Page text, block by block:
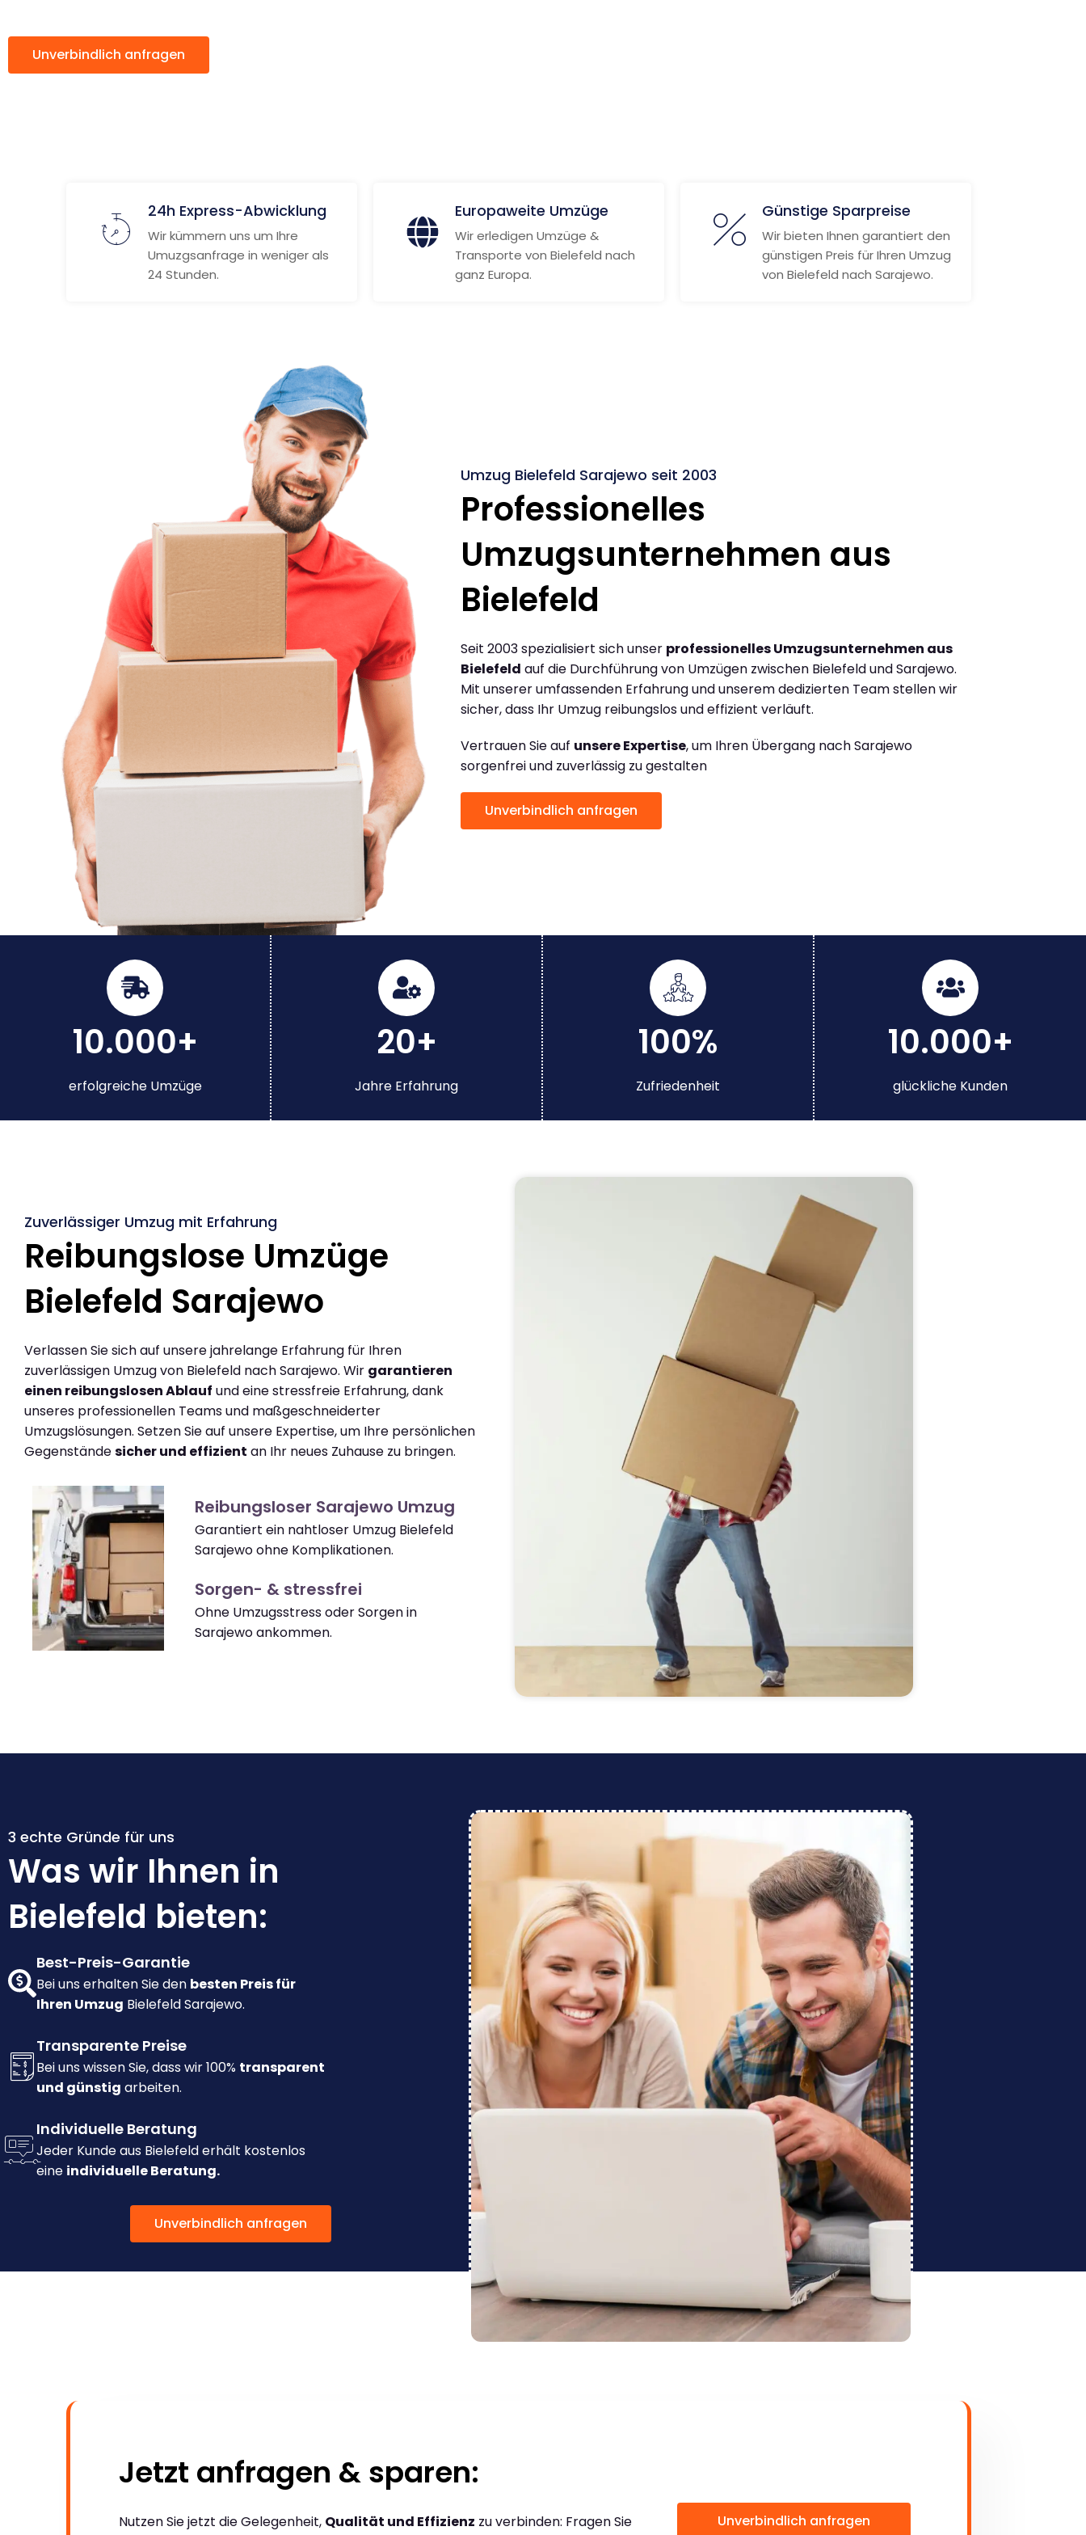
Unverbindlich anfragen
24h Express-Abwicklung
Wir kümmern uns um Ihre
Umuzgsanfrage in weniger als
24 Stunden.
Europaweite Umzüge
Wir erledigen Umzüge &
Transporte von Bielefeld nach
ganz Europa.
Günstige Sparpreise
Wir bieten Ihnen garantiert den
günstigen Preis für Ihren Umzug
von Bielefeld nach Sarajewo.
Umzug Bielefeld Sarajewo seit 2003
Professionelles
Umzugsunternehmen aus
Bielefeld
Seit 2003 spezialisiert sich unser professionelles Umzugsunternehmen aus
Bielefeld auf die Durchführung von Umzügen zwischen Bielefeld und Sarajewo.
Mit unserer umfassenden Erfahrung und unserem dedizierten Team stellen wir
sicher, dass Ihr Umzug reibungslos und effizient verläuft.
Vertrauen Sie auf unsere Expertise, um Ihren Übergang nach Sarajewo
sorgenfrei und zuverlässig zu gestalten
Unverbindlich anfragen
10.000+
erfolgreiche Umzüge
20+
Jahre Erfahrung
100%
Zufriedenheit
10.000+
glückliche Kunden
Zuverlässiger Umzug mit Erfahrung
Reibungslose Umzüge
Bielefeld Sarajewo
Verlassen Sie sich auf unsere jahrelange Erfahrung für Ihren
zuverlässigen Umzug von Bielefeld nach Sarajewo. Wir garantieren
einen reibungslosen Ablauf und eine stressfreie Erfahrung, dank
unseres professionellen Teams und maßgeschneiderter
Umzugslösungen. Setzen Sie auf unsere Expertise, um Ihre persönlichen
Gegenständesicher und effizient an Ihr neues Zuhause zu bringen.
Reibungsloser Sarajewo Umzug
Garantiert ein nahtloser Umzug Bielefeld
Sarajewo ohne Komplikationen.
Sorgen- & stressfrei
Ohne Umzugsstress oder Sorgen in
Sarajewo ankommen.
3 echte Gründe für uns
Was wir Ihnen in
Bielefeld bieten:
Best-Preis-Garantie
Bei uns erhalten Sie den besten Preis für
Ihren Umzug Bielefeld Sarajewo.
Transparente Preise
Bei uns wissen Sie, dass wir 100% transparent
und günstig arbeiten.
Individuelle Beratung
Jeder Kunde aus Bielefeld erhält kostenlos
eine individuelle Beratung.
Unverbindlich anfragen
Jetzt anfragen & sparen:
Nutzen Sie jetzt die Gelegenheit, Qualität und Effizienz zu verbinden: Fragen Sie
Unverbindlich anfragen